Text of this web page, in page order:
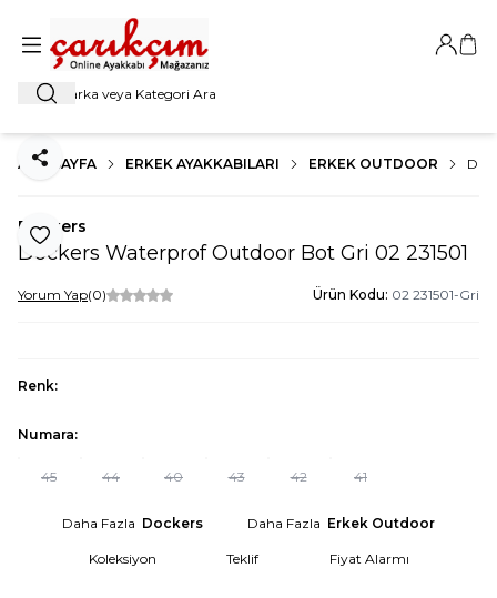
Ara
Giriş
ANA SAYFA ERKEK AYAKKABILARI ERKEK OUTDOOR
Favoriye Ekle
Paylaş
Dockers
Dockers Waterprof Outdoor Bot Gri 02 231501
Yorum Yap(0) Ürün Kodu: 02 231501-Gri
Renk:
Numara:
45 44 40 43 42 41
Daha Fazla Dockers Daha Fazla Erkek Outdoor
Koleksiyon Teklif Fiyat Alarmı